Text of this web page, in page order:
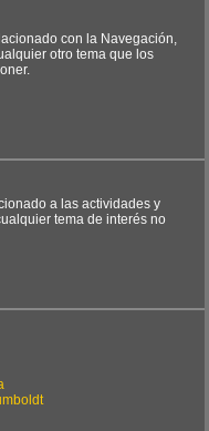
con la Navegación,
otro tema que los
a las actividades y
tema de interés no